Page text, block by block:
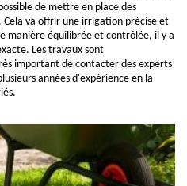
de mettre en place des
va offrir une irrigation précise et
manière équilibrée et contrôlée, il y a
Les travaux sont
important de contacter des experts
années d'expérience en la